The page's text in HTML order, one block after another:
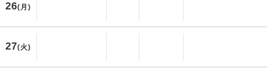
26(月)
27(火)